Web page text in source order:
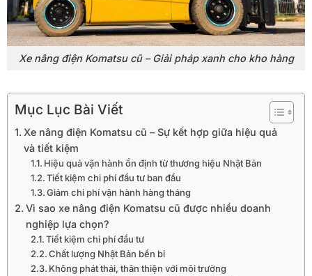
Xe nâng điện Komatsu cũ – Giải pháp xanh cho kho hàng
Mục Lục Bài Viết
Xe nâng điện Komatsu cũ – Sự kết hợp giữa hiệu quả
và tiết kiệm
Hiệu quả vận hành ổn định từ thương hiệu Nhật Bản
Tiết kiệm chi phí đầu tư ban đầu
Giảm chi phí vận hành hàng tháng
Vì sao xe nâng điện Komatsu cũ được nhiều doanh
nghiệp lựa chọn?
Tiết kiệm chi phí đầu tư
Chất lượng Nhật Bản bền bỉ
Không phát thải, thân thiện với môi trường